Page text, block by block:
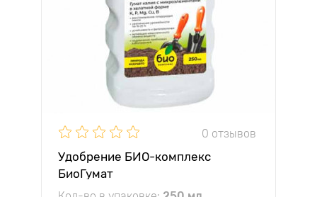
0 отзывов
Удобрение БИО-комплекс
БиоГумат